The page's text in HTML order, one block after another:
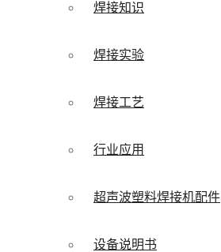
焊接知识
焊接实验
焊接工艺
行业应用
超声波塑料焊接机配件
设备说明书